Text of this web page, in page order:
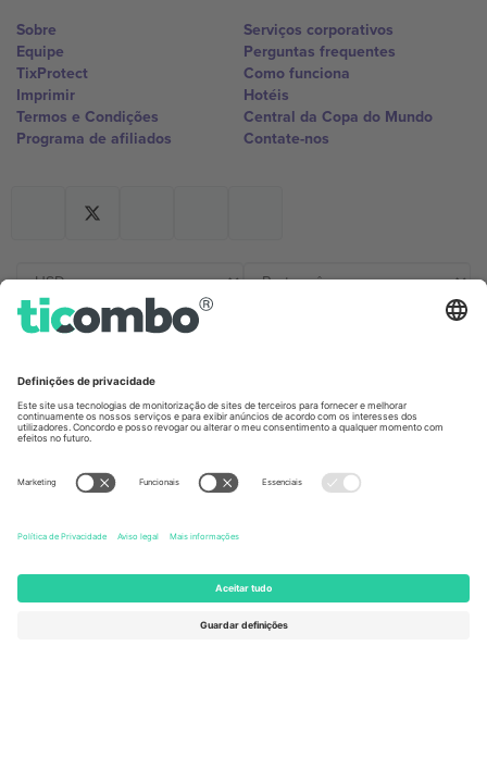
Sobre
Equipe
TixProtect
Imprimir
Termos e Condições
Programa de afiliados
Serviços corporativos
Perguntas frequentes
Como funciona
Hotéis
Central da Copa do Mundo
Contate-nos
Germany
Unter den Linden 24, 10117
United Kingdom
167 City Road, London, Greater
Kingdom
United States
Newark, Delaware 19713, United
States
Engelberg, Switzerland